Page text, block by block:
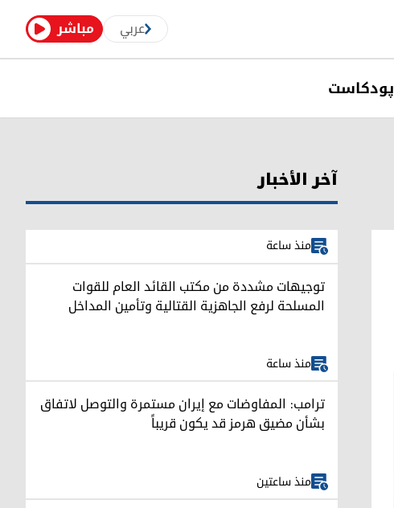
مباشر عربي
پودکاست
آخر الأخبار
منذ ساعة
توجيهات مشددة من مكتب القائد العام للقوات
المسلحة لرفع الجاهزية القتالية وتأمين المداخل
منذ ساعة
ترامب: المفاوضات مع إيران مستمرة والتوصل لاتفاق
بشأن مضيق هرمز قد يكون قريباً
منذ ساعتين